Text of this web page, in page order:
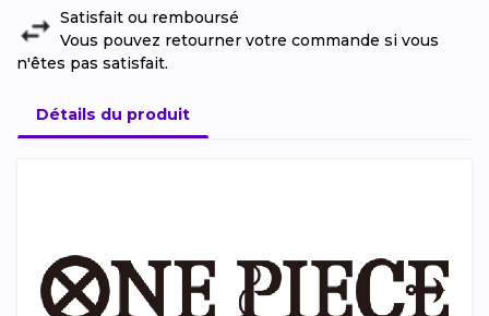
Satisfait ou remboursé
Vous pouvez retourner votre commande si vous
n'êtes pas satisfait.
Détails du produit